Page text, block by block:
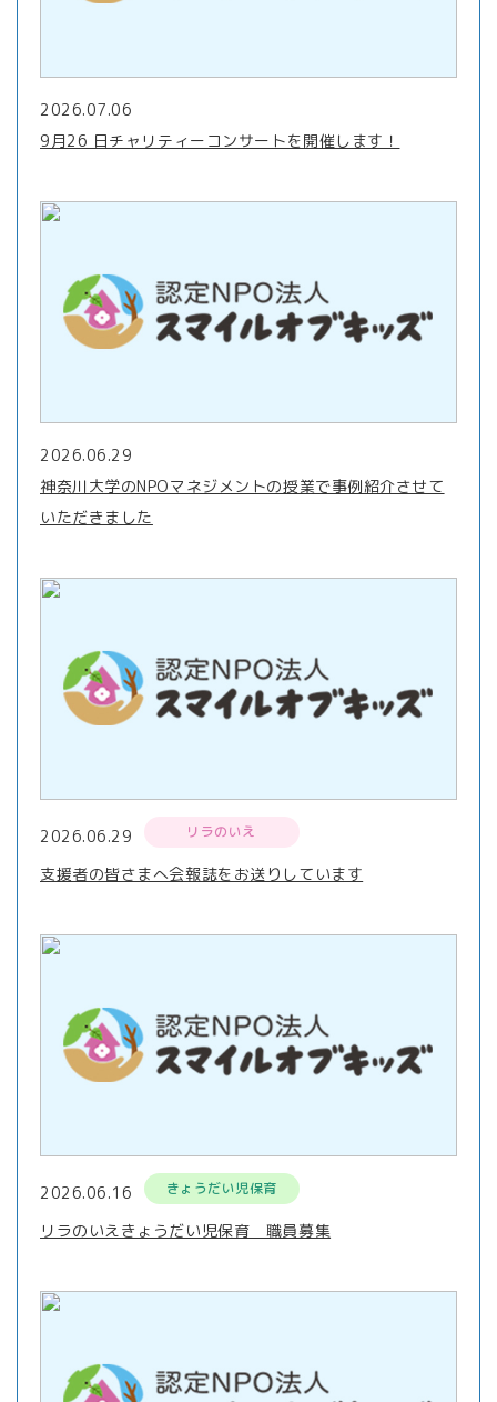
2026.07.06
9月26 日チャリティーコンサートを開催します！
2026.06.29
神奈川大学のNPOマネジメントの授業で事例紹介させて
いただきました
2026.06.29 リラのいえ
支援者の皆さまへ会報誌をお送りしています
2026.06.16 きょうだい児保育
リラのいえきょうだい児保育 職員募集